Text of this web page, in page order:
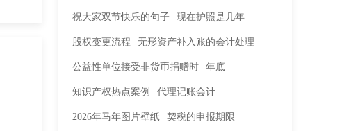
祝大家双节快乐的句子 现在护照是几年
股权变更流程 无形资产补入账的会计处理
公益性单位接受非货币捐赠时 年底
知识产权热点案例 代理记账会计
2026年马年图片壁纸 契税的申报期限